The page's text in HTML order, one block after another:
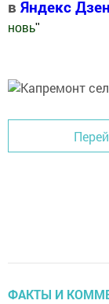
в Яндекс Дзен
новь"
ФАКТЫ И